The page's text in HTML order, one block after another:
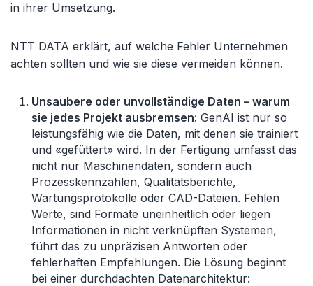
in ihrer Umsetzung.
NTT DATA erklärt, auf welche Fehler Unternehmen
achten sollten und wie sie diese vermeiden können.
Unsaubere oder unvollständige Daten – warum
sie jedes Projekt ausbremsen: GenAI ist nur so
leistungsfähig wie die Daten, mit denen sie trainiert
und «gefüttert» wird. In der Fertigung umfasst das
nicht nur Maschinendaten, sondern auch
Prozesskennzahlen, Qualitätsberichte,
Wartungsprotokolle oder CAD-Dateien. Fehlen
Werte, sind Formate uneinheitlich oder liegen
Informationen in nicht verknüpften Systemen,
führt das zu unpräzisen Antworten oder
fehlerhaften Empfehlungen. Die Lösung beginnt
bei einer durchdachten Datenarchitektur: